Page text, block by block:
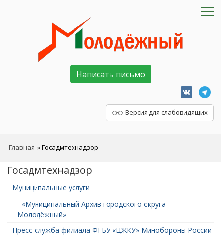
Написать письмо
Версия для слабовидящих
Главная »Госадмтехнадзор
Госадмтехнадзор
Муниципальные услуги
- «Муниципальный Архив городского округа
Молодёжный»
Пресс-служба филиала ФГБУ «ЦЖКУ» Минобороны России